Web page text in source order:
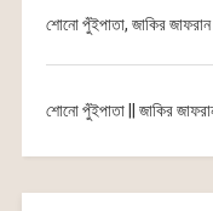
শোনো পুঁইপাতা, জাকির জাফরান
শোনো পুঁইপাতা || জাকির